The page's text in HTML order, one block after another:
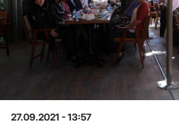
27.09.2021 - 13:57